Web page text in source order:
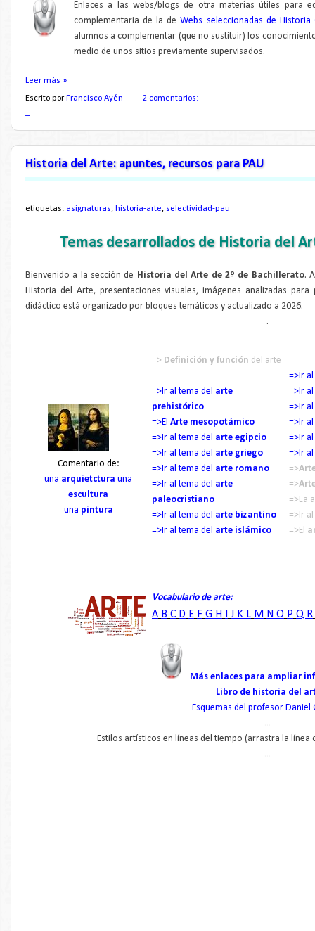
Enlaces a las webs/blogs de otra materias útiles para
complementaria de la deWebs seleccionadas de
alumnos a complementar (que no sustituir) los
medio de unos sitios previamente supervisados.
Leer más »
Escrito por Francisco Ayén
2 comentarios:
Historia del Arte: apuntes, recursos para PAU
etiquetas: asignaturas, historia-arte, selectividad-pau
Temas desarrollados de Historia del
Bienvenido a la sección de Historia del Arte de 2º de Bachillerato.
Historia del Arte, presentaciones visuales, imágenes analizadas
didáctico está organizado por bloques temáticos y actualizado a 2026.
.
Comentario de:
una arquietctura una
escultura
una pintura
=> Definición y función del arte
=>Ir al tema del arte
prehistórico
=>El Arte mesopotámico
=>Ir al tema del arte egipcio
=>Ir al tema del arte griego
=>Ir al tema del arte romano
=>Ir al tema del arte
paleocristiano
=>Ir al tema del arte bizantino
=>Ir al tema del arte islámico
=>Ir
=>Ir
=>Ir
=>Ir
=>Ir
=>Ir
=>
=>
=>La
=>Ir
=>El
Vocabulario de arte:
A B C D E F G H I J K L M N O P Q R
Más enlaces para ampliar
Libro de historia del
Esquemas del profesor Daniel
Estilos artísticos en líneas del tiempo (arrastra la línea